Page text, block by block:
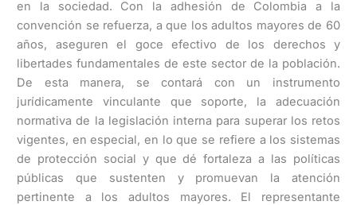
en la sociedad. Con la adhesión de Colombia a la
convención se refuerza, a que los adultos mayores de 60
años, aseguren el goce efectivo de los derechos y
libertades fundamentales de este sector de la población.
De esta manera, se contará con un instrumento
jurídicamente vinculante que soporte, la adecuación
normativa de la legislación interna para superar los retos
vigentes, en especial, en lo que se refiere a los sistemas
de protección social y que dé fortaleza a las políticas
públicas que sustenten y promuevan la atención
pertinente a los adultos mayores. El representante